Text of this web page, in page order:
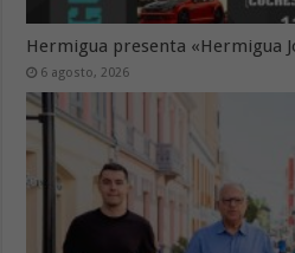
Hermigua presenta «Hermigua
6 agosto, 2026